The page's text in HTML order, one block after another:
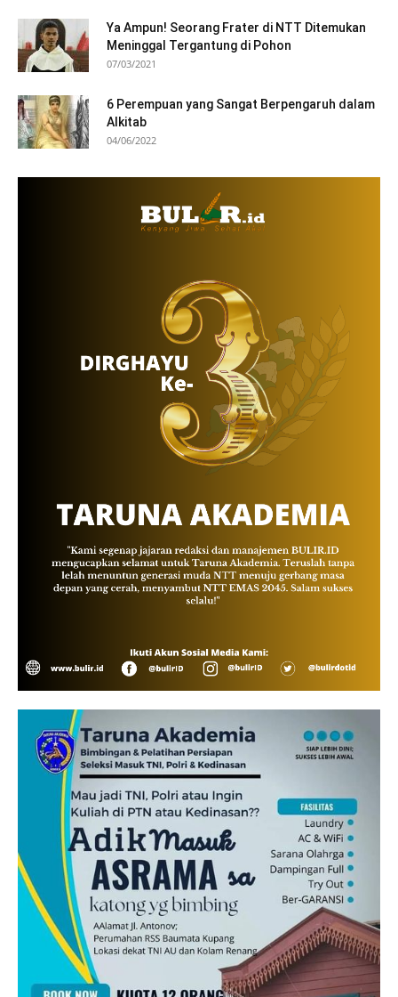
Ya Ampun! Seorang Frater di NTT Ditemukan
Meninggal Tergantung di Pohon
07/03/2021
6 Perempuan yang Sangat Berpengaruh dalam
Alkitab
04/06/2022